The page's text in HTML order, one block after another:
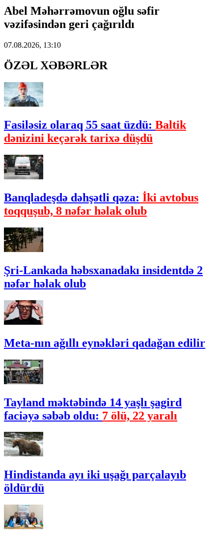
Abel Məhərrəmovun oğlu səfir
vəzifəsindən geri çağırıldı
07.08.2026, 13:10
ÖZƏL XƏBƏRLƏR
Fasiləsiz olaraq 55 saat üzdü: Baltik
dənizini keçərək tarixə düşdü
Banqladeşdə dəhşətli qəza: İki avtobus
toqquşub, 8 nəfər həlak olub
Şri-Lankada həbsxanadakı insidentdə 2
nəfər həlak olub
Meta-nın ağıllı eynəkləri qadağan edilir
Tayland məktəbində 14 yaşlı şagird
faciəyə səbəb oldu: 7 ölü, 22 yaralı
Hindistanda ayı iki uşağı parçalayıb
öldürdü